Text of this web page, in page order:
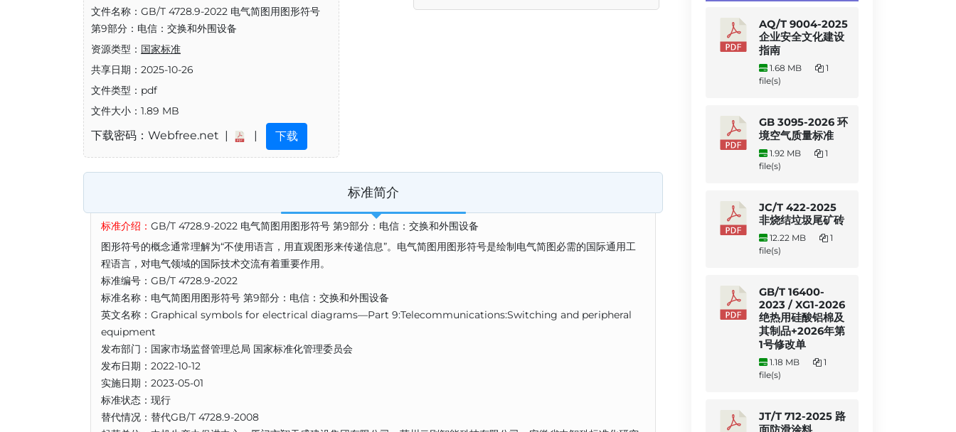
文件名称：GB/T 4728.9-2022 电气简图用图形符号
第9部分：电信：交换和外围设备
资源类型： 国家标准
共享日期：2025-10-26
文件类型：pdf
文件大小：1.89 MB
下载密码：Webfree.net | | 下载
标准简介
标准介绍： GB/T 4728.9-2022 电气简图用图形符号 第9部分：电信：交换和外围设备
图形符号的概念通常理解为“不使用语言，用直观图形来传递信息”。电气简图用图形符号是绘制电气简图必需的国际通用工
程语言，对电气领域的国际技术交流有着重要作用。
标准编号：GB/T 4728.9-2022
标准名称：电气简图用图形符号 第9部分：电信：交换和外围设备
英文名称：Graphical symbols for electrical diagrams—Part 9:Telecommunications:Switching and peripheral
equipment
发布部门：国家市场监督管理总局 国家标准化管理委员会
发布日期：2022-10-12
实施日期：2023-05-01
标准状态：现行
替代情况：替代GB/T 4728.9-2008
AQ/T 9004-2025
企业安全文化建设
指南
1.68 MB
1
file(s)
GB 3095-2026 环
境空气质量标准
1.92 MB
1
file(s)
JC/T 422-2025
非烧结垃圾尾矿砖
12.22 MB
1
file(s)
GB/T 16400-
2023 / XG1-2026
绝热用硅酸铝棉及
其制品+2026年第
1号修改单
1.18 MB
1
file(s)
JT/T 712-2025 路